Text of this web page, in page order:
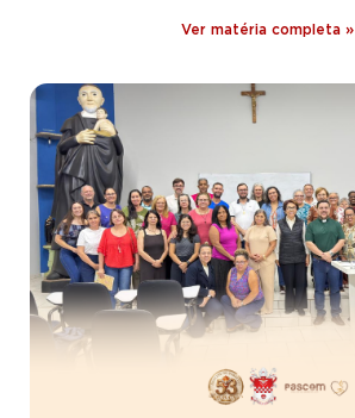
Ver matéria completa »